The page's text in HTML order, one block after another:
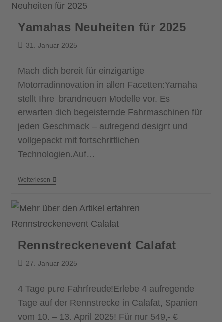
Yamahas Neuheiten für 2025
31. Januar 2025
Mach dich bereit für einzigartige
Motorradinnovation in allen Facetten:Yamaha
stellt Ihre brandneuen Modelle vor. Es
erwarten dich begeisternde Fahrmaschinen für
jeden Geschmack – aufregend designt und
vollgepackt mit fortschrittlichen
Technologien.Auf…
Weiterlesen
Rennstreckenevent Calafat
27. Januar 2025
4 Tage pure Fahrfreude!Erlebe 4 aufregende
Tage auf der Rennstrecke in Calafat, Spanien
vom 10. – 13. April 2025! Für nur 549,- €